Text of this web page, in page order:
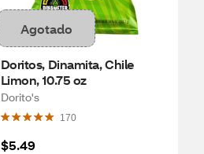
Agotado
Doritos, Dinamita, Chile
Limon, 10.75 oz
Dorito's
170
$5.49